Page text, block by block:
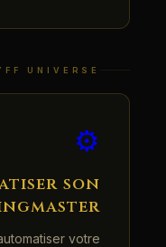
UNIVERSE
⚙️
son
votre